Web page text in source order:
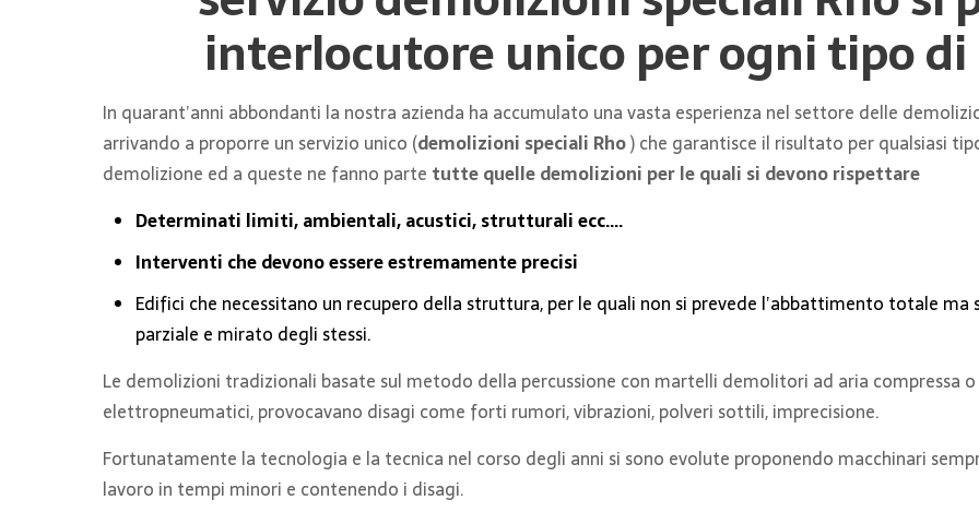
interlocutore unico per ogni tipo
In quarant’anni abbondanti la nostra azienda ha accumulato una vasta esperienza nel settore delle
arrivando a proporre un servizio unico (demolizioni speciali Rho) che garantisce il risultato per qualsiasi
demolizione ed a queste ne fanno parte tutte quelle demolizioni per le quali si devono rispettare
Determinati limiti, ambientali, acustici, strutturali ecc.…
Interventi che devono essere estremamente precisi
Edifici che necessitano un recupero della struttura, per le quali non si prevede l’abbattimento totale ma
parziale e mirato degli stessi.
Le demolizioni tradizionali basate sul metodo della percussione con martelli demolitori ad aria compressa o
elettropneumatici, provocavano disagi come forti rumori, vibrazioni, polveri sottili, imprecisione.
Fortunatamente la tecnologia e la tecnica nel corso degli anni si sono evolute proponendo macchinari
lavoro in tempi minori e contenendo i disagi.